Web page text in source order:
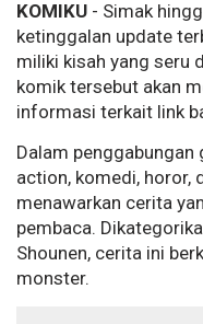
KOMIKU - Simak
ketinggalan update
miliki kisah yang seru
komik tersebut akan
informasi terkait link
Dalam
action, komedi, horor,
menawarkan cerita
pembaca.
Shounen, cerita ini
monster.